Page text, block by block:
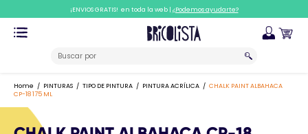
Home PINTURAS TIPO DE PINTURA PINTURA ACRÍLICA
CHALK PAINT ALBAHACA
CP-18 175 ML
¡ENVIOS GRATIS! en toda la web | ¿Podemos ayudarte?